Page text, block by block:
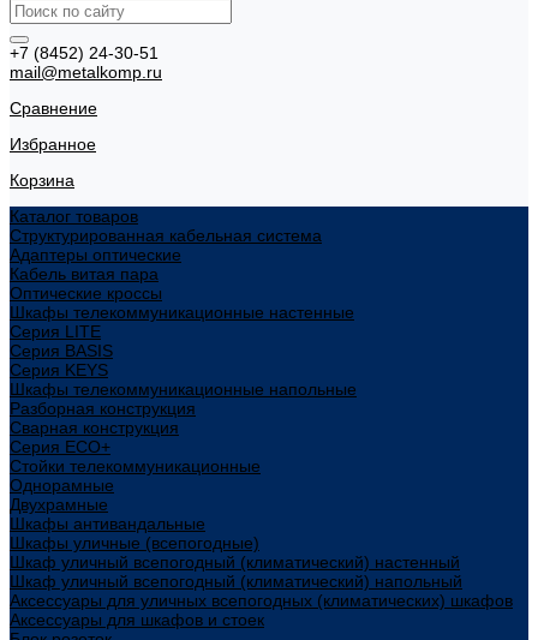
+7 (8452) 24-30-51
mail@metalkomp.ru
Сравнение
Избранное
Корзина
Каталог товаров
Структурированная кабельная система
Адаптеры оптические
Кабель витая пара
Оптические кроссы
Шкафы телекоммуникационные настенные
Cерия LITE
Cерия BASIS
Cерия KEYS
Шкафы телекоммуникационные напольные
Разборная конструкция
Сварная конструкция
Серия ECO+
Стойки телекоммуникационные
Однорамные
Двухрамные
Шкафы антивандальные
Шкафы уличные (всепогодные)
Шкаф уличный всепогодный (климатический) настенный
Шкаф уличный всепогодный (климатический) напольный
Аксессуары для уличных всепогодных (климатических) шкафов
Аксессуары для шкафов и стоек